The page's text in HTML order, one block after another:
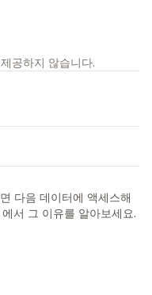
공하지 않습니다.
다음 데이터에 액세스해
에서 그 이유를 알아보세요.